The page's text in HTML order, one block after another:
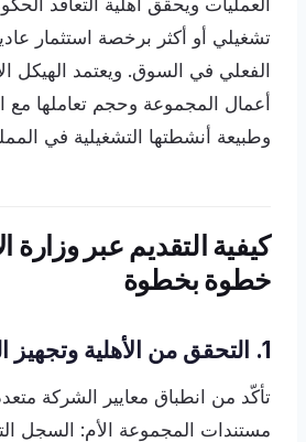
العمليات ويحقّق أهلية التعاقد
تشغيلي أو أكثر برخصة استثمار
الفعلي في السوق. ويعتمد الهيكل
أعمال المجموعة وحجم تعاملها مع
وطبيعة أنشطتها التشغيلية في
كيفية التقديم عبر وزارة
خطوة بخطوة
1. التحقق من الأهلية وتجهيز المستندات
تأكّد من انطباق معايير الشركة
مستندات المجموعة الأم: السجل